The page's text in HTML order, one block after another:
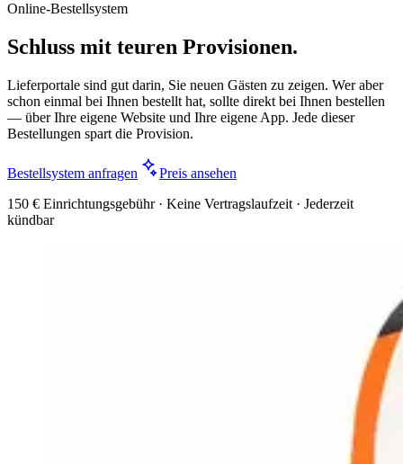
Online-Bestellsystem
Schluss mit teuren Provisionen.
Lieferportale sind gut darin, Sie neuen Gästen zu zeigen. Wer aber
schon einmal bei Ihnen bestellt hat, sollte direkt bei Ihnen bestellen
— über Ihre eigene Website und Ihre eigene App. Jede dieser
Bestellungen spart die Provision.
Bestellsystem anfragen
Preis ansehen
150 € Einrichtungsgebühr · Keine Vertragslaufzeit · Jederzeit
kündbar